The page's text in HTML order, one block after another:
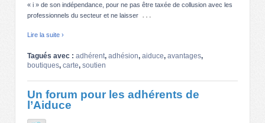
« i » de son indépendance, pour ne pas être taxée de collusion avec les
professionnels du secteur et ne laisser …
Lire la suite ›
Tagués avec : adhérent, adhésion, aiduce, avantages,
boutiques, carte, soutien
Un forum pour les adhérents de
l’Aiduce